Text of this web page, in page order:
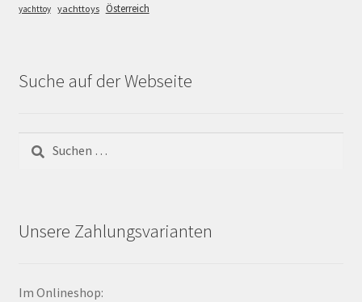
yachttoy yachttoys Österreich
Suche auf der Webseite
nach:
Unsere Zahlungsvarianten
Im Onlineshop: